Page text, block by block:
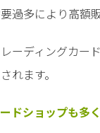
過多により高額
ーディングカー
れます。
ドショップも多